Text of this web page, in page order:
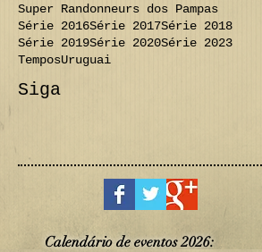
Super Randonneurs dos Pampas
Série 2016Série 2017Série 2018
Série 2019Série 2020Série 2023
TemposUruguai
Siga
Calendário de eventos 2026: